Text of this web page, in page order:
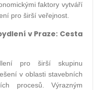
faktory vytváří
pro širší veřejnost.
v Praze: Cesta
pro širší skupinu
v oblasti stavebních
procesů. Výrazným